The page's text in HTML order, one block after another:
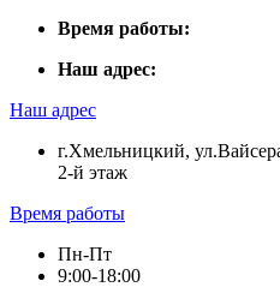
Время работы:
Наш адрес:
Наш адрес
г.Хмельницкий,
2-й этаж
Время работы
Пн-Пт
9:00-18:00